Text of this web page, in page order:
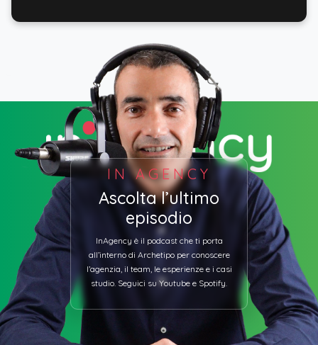
IN AGENCY
Ascolta l’ultimo
episodio
InAgency è il podcast che ti porta
all’interno di Archetipo per conoscere
l’agenzia, il team, le esperienze e i casi
studio. Seguici su Youtube e Spotify.